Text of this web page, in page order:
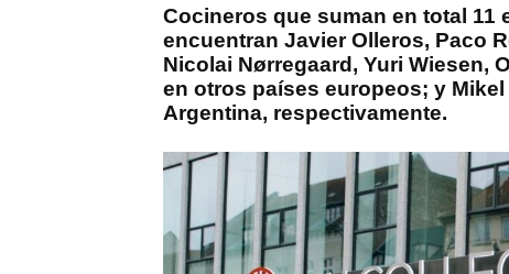
Cocineros que suman en total 11
encuentran Javier Olleros, Paco
Nicolai Nørregaard, Yuri Wiesen,
en otros países europeos; y
Argentina, respectivamente.